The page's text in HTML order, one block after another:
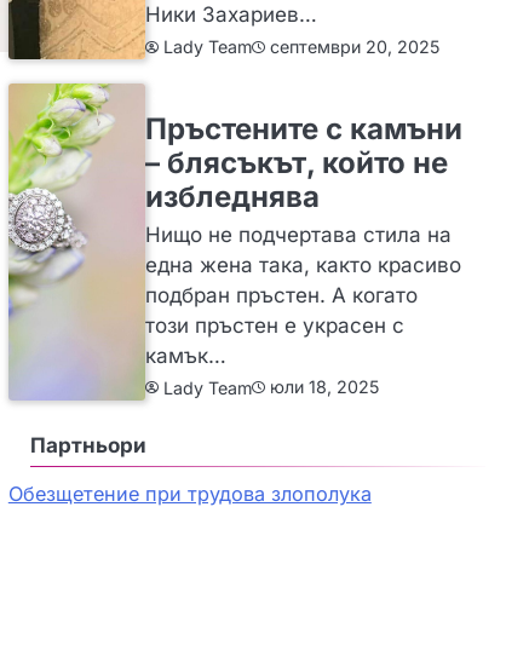
Ники Захариев…
Lady Team септември 20, 2025
Пръстените с камъни
– блясъкът, който не
избледнява
Нищо не подчертава стила на
една жена така, както красиво
подбран пръстен. А когато
този пръстен е украсен с
камък…
Lady Team юли 18, 2025
Партньори
Обезщетение при трудова злополука